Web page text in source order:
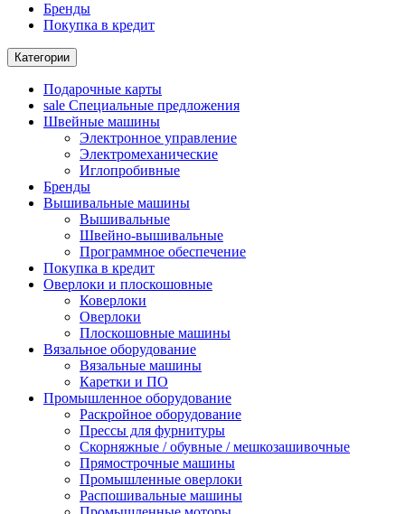
Бренды
Покупка в кредит
Категории
Подарочные карты
sale Специальные предложения
Швейные машины
Электронное управление
Электромеханические
Иглопробивные
Бренды
Вышивальные машины
Вышивальные
Швейно-вышивальные
Программное обеспечение
Покупка в кредит
Оверлоки и плоскошовные
Коверлоки
Оверлоки
Плоскошовные машины
Вязальное оборудование
Вязальные машины
Каретки и ПО
Промышленное оборудование
Раскройное оборудование
Прессы для фурнитуры
Скорняжные / обувные / мешкозашивочные
Прямострочные машины
Промышленные оверлоки
Распошивальные машины